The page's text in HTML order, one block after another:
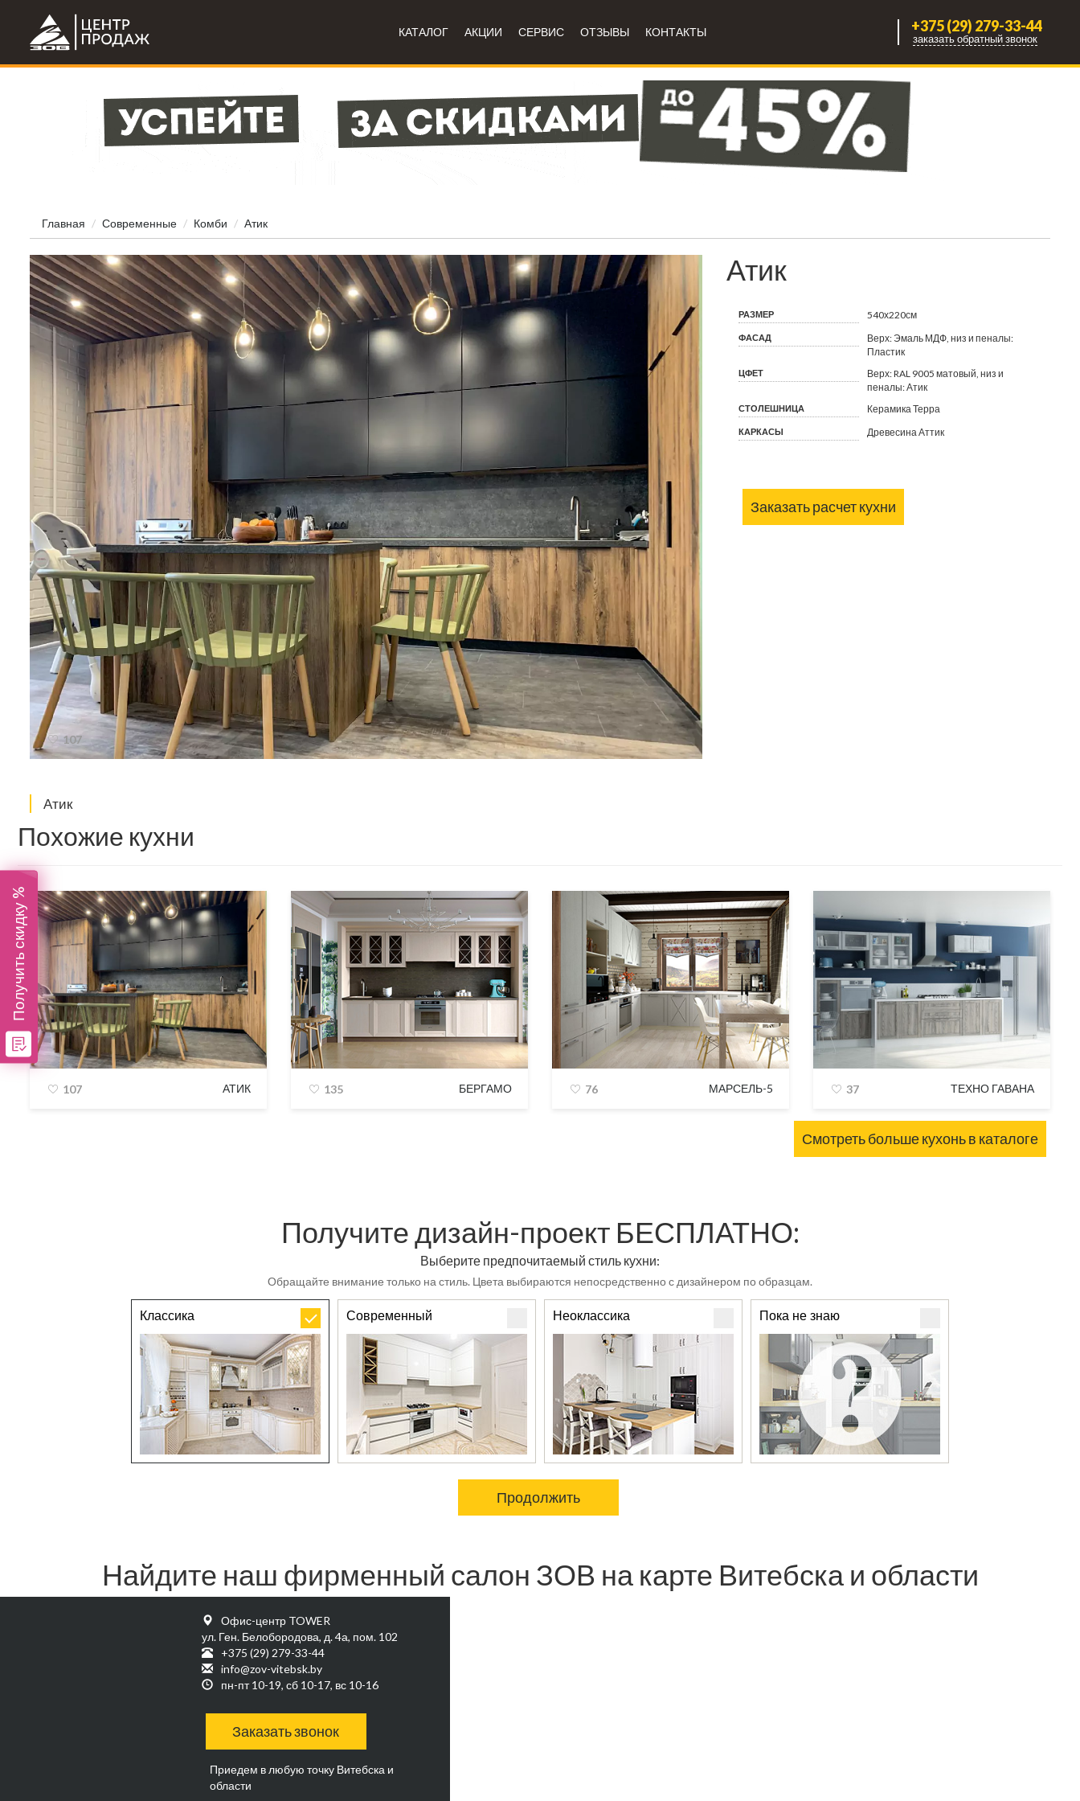
Получить скидку %
КАТАЛОГ АКЦИИ СЕРВИС ОТЗЫВЫ КОНТАКТЫ +375 (29) 279-33-44
заказать обратный звонок
Главная Современные Комби Атик
107
Атик
РАЗМЕР 540х220см
ФАСАД
Верх: Эмаль МДФ, низ и пеналы:
Пластик
ЦФЕТ
Верх: RAL 9005 матовый, низ и
пеналы: Атик
СТОЛЕШНИЦА Керамика Терра
КАРКАСЫ Древесина Аттик
Заказать расчет кухни
Атик
Похожие кухни
107 АТИК 135 БЕРГАМО 76 МАРСЕЛЬ-5 37 ТЕХНО ГАВАНА
Смотреть больше кухонь в каталоге
Получите дизайн-проект БЕСПЛАТНО:
Выберите предпочитаемый стиль кухни:
Обращайте внимание только на стиль. Цвета выбираются непосредственно с дизайнером по образцам.
Классика Современный Неоклассика Пока не знаю
Продолжить
Найдите наш фирменный салон ЗОВ на карте Витебска и области
Офис-центр TOWER
ул. Ген. Белобородова, д. 4а, пом. 102
+375 (29) 279-33-44
info@zov-vitebsk.by
пн-пт 10-19, сб 10-17, вс 10-16
Заказать звонок
Приедем в любую точку Витебска и
области